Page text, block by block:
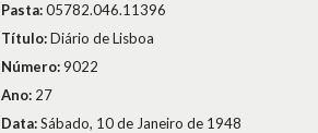
Pasta:05782.046.11396
Título:Diário de Lisboa
Número:9022
Ano: 27
Data:Sábado, 10 de Janeiro de 1948